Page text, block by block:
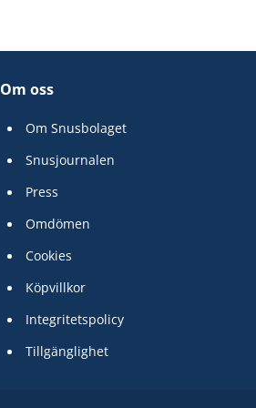
Om oss
Om Snusbolaget
Snusjournalen
Press
Omdömen
Cookies
Köpvillkor
Integritetspolicy
Tillgänglighet